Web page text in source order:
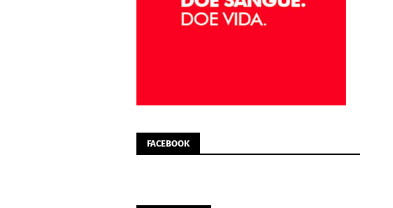
FACEBOOK